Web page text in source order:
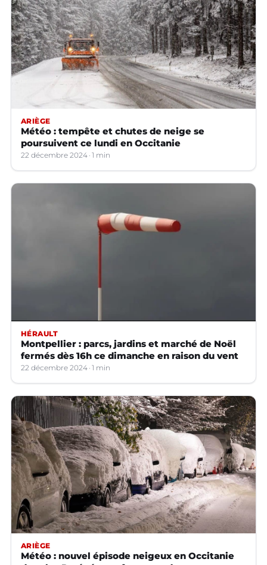
ARIÈGE
Météo : tempête et chutes de neige se
poursuivent ce lundi en Occitanie
22 décembre 2024 1 min
HÉRAULT
Montpellier : parcs, jardins et marché de Noël
fermés dès 16h ce dimanche en raison du vent
22 décembre 2024 1 min
ARIÈGE
Météo : nouvel épisode neigeux en Occitanie